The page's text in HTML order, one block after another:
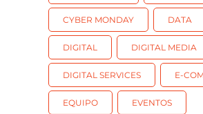
CYBER MONDAY DATA
DIGITAL DIGITAL MEDIA
DIGITAL SERVICES E-
EQUIPO EVENTOS